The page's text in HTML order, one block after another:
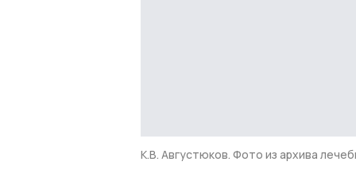
К.В. Августюков. Фото из архива